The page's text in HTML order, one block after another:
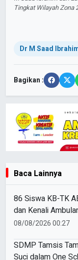
Tingkat Wilayah Zona
Dr M Saad
Bagikan :
Baca Lainnya
86 Siswa KB-TK
dan Kenali
Goes to Schools
08/08/2026 00:27
SDMP Tamsis
Suci dalam One